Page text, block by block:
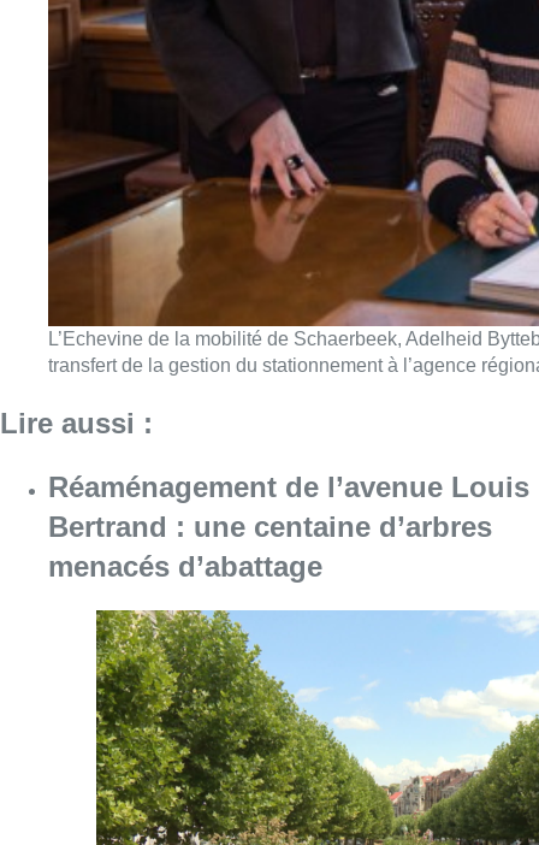
L’Echevine de la mobilité de Schaerbeek, Adelheid
transfert de la gestion du stationnement à l’agence
Lire aussi :
Réaménagement de l’avenue Louis
Bertrand : une centaine d’arbres
menacés d’abattage